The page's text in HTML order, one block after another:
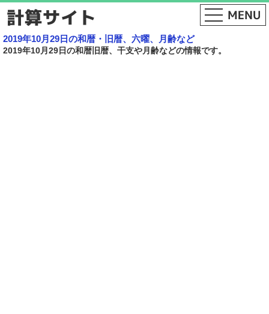
2019年10月29日の和暦・旧暦、六曜、月齢など
2019年10月29日の和暦旧暦、干支や月齢などの情報です。